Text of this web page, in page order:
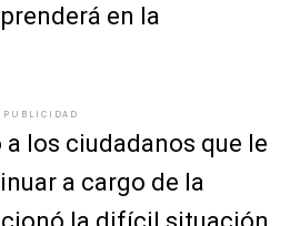
en la
PUBLICIDAD
los ciudadanos que le
a cargo de la